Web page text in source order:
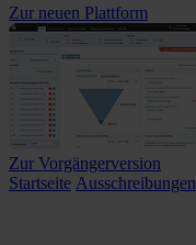
Zur neuen Plattform
Zur Vorgängerversion
Startseite Ausschreibungen